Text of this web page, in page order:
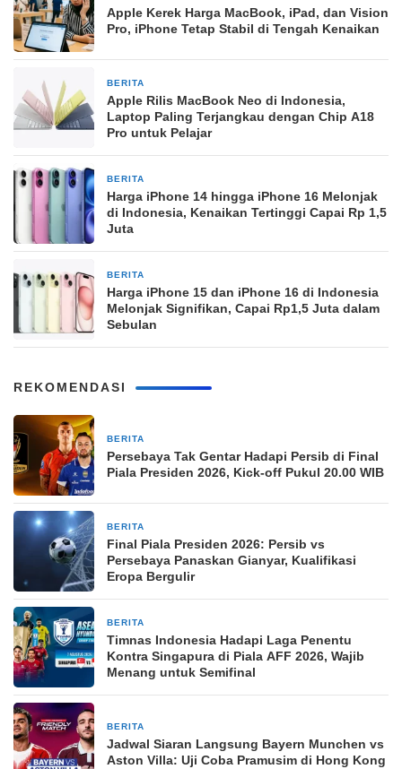
Apple Kerek Harga MacBook, iPad, dan Vision
Pro, iPhone Tetap Stabil di Tengah Kenaikan
BERITA
Apple Rilis MacBook Neo di Indonesia,
Laptop Paling Terjangkau dengan Chip A18
Pro untuk Pelajar
BERITA
Harga iPhone 14 hingga iPhone 16 Melonjak
di Indonesia, Kenaikan Tertinggi Capai Rp 1,5
Juta
BERITA
Harga iPhone 15 dan iPhone 16 di Indonesia
Melonjak Signifikan, Capai Rp1,5 Juta dalam
Sebulan
REKOMENDASI
BERITA
Persebaya Tak Gentar Hadapi Persib di Final
Piala Presiden 2026, Kick-off Pukul 20.00 WIB
BERITA
Final Piala Presiden 2026: Persib vs
Persebaya Panaskan Gianyar, Kualifikasi
Eropa Bergulir
BERITA
Timnas Indonesia Hadapi Laga Penentu
Kontra Singapura di Piala AFF 2026, Wajib
Menang untuk Semifinal
BERITA
Jadwal Siaran Langsung Bayern Munchen vs
Aston Villa: Uji Coba Pramusim di Hong Kong